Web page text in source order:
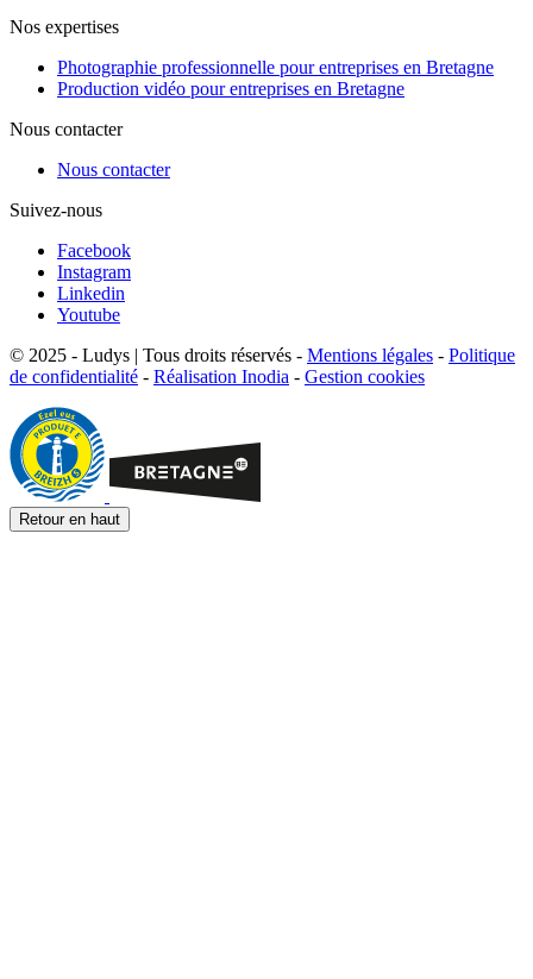
Nos expertises
Photographie professionnelle pour entreprises en Bretagne
Production vidéo pour entreprises en Bretagne
Nous contacter
Nous contacter
Suivez-nous
Facebook
Instagram
Linkedin
Youtube
© 2025 - Ludys | Tous droits réservés - Mentions légales - Politique
de confidentialité - Réalisation Inodia - Gestion cookies
Retour en haut